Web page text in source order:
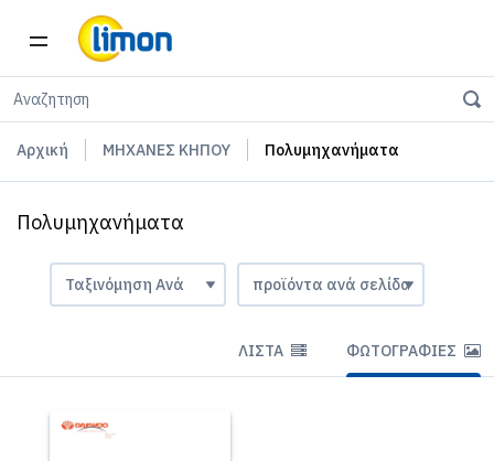
Αρχική ΜΗΧΑΝΕΣ ΚΗΠΟΥ Πολυμηχανήματα
Πολυμηχανήματα
ΛΊΣΤΑ ΦΩΤΟΓΡΑΦΊΕΣ